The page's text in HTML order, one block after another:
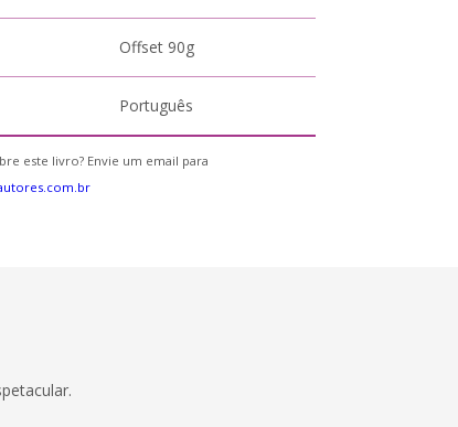
Offset 90g
Português
este livro? Envie um email para